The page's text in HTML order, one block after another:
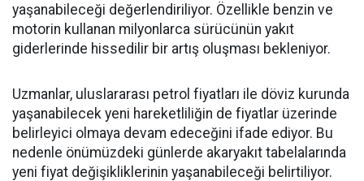
yaşanabileceği değerlendiriliyor. Özellikle benzin ve
motorin kullanan milyonlarca sürücünün yakıt
giderlerinde hissedilir bir artış oluşması bekleniyor.
Uzmanlar, uluslararası petrol fiyatları ile döviz kurunda
yaşanabilecek yeni hareketliliğin de fiyatlar üzerinde
belirleyici olmaya devam edeceğini ifade ediyor. Bu
nedenle önümüzdeki günlerde akaryakıt tabelalarında
yeni fiyat değişikliklerinin yaşanabileceği belirtiliyor.